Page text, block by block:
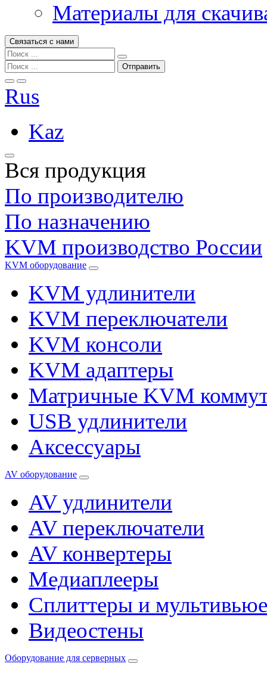
Материалы для
Связаться с нами
Rus
Kaz
Вся продукция
По производителю
По назначению
KVM производство России
KVM оборудование
KVM удлинители
KVM переключатели
KVM консоли
KVM адаптеры
Матричные KVM
USB удлинители
Аксессуары
AV оборудование
AV удлинители
AV переключатели
AV конвертеры
Медиаплееры
Сплиттеры и
Видеостены
Оборудование для серверных